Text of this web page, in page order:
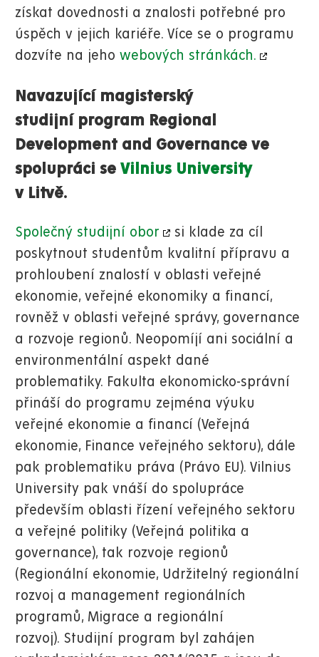
získat dovednosti a znalosti potřebné pro
úspěch v jejich kariéře. Více se o programu
dozvíte na jeho webových stránkách.
Navazující magisterský
studijní program Regional
Development and Governance ve
spolupráci se Vilnius University
v Litvě.
Společný studijní obor
si klade za cíl
poskytnout studentům kvalitní přípravu a
prohloubení znalostí v oblasti veřejné
ekonomie, veřejné ekonomiky a financí,
rovněž v oblasti veřejné správy, governance
a rozvoje regionů. Neopomíjí ani sociální a
environmentální aspekt dané
problematiky. Fakulta ekonomicko-správní
přináší do programu zejména výuku
veřejné ekonomie a financí (Veřejná
ekonomie, Finance veřejného sektoru), dále
pak problematiku práva (Právo EU). Vilnius
University pak vnáší do spolupráce
především oblasti řízení veřejného sektoru
a veřejné politiky (Veřejná politika a
governance), tak rozvoje regionů
(Regionální ekonomie, Udržitelný regionální
rozvoj a management regionálních
programů, Migrace a regionální
rozvoj). Studijní program byl zahájen